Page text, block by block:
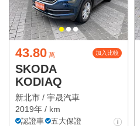
43.80 萬 加入比較
SKODA
KODIAQ
新北市 / 宇晟汽車
2019年 / km
認證車
五大保證